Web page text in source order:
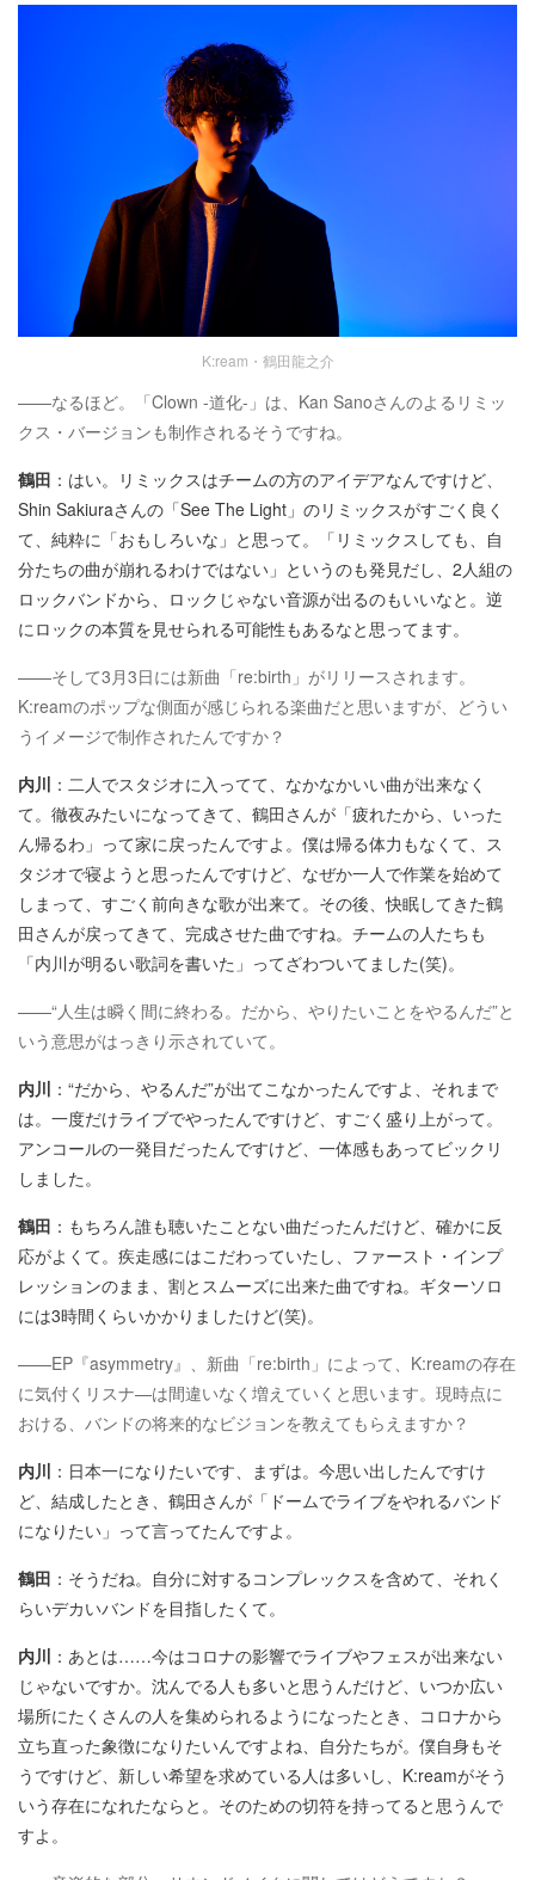
K:ream・鶴田龍之介
——なるほど。「Clown -道化-」は、Kan Sanoさんのよるリミッ
クス・バージョンも制作されるそうですね。
鶴田 ：はい。リミックスはチームの方のアイデアなんですけど、
Shin Sakiuraさんの「See The Light」のリミックスがすごく良く
て、純粋に「おもしろいな」と思って。「リミックスしても、自
分たちの曲が崩れるわけではない」というのも発見だし、2人組の
ロックバンドから、ロックじゃない音源が出るのもいいなと。逆
にロックの本質を見せられる可能性もあるなと思ってます。
——そして3月3日には新曲「re:birth」がリリースされます。
K:reamのポップな側面が感じられる楽曲だと思いますが、どうい
うイメージで制作されたんですか？
内川 ：二人でスタジオに入ってて、なかなかいい曲が出来なく
て。徹夜みたいになってきて、鶴田さんが「疲れたから、いった
ん帰るわ」って家に戻ったんですよ。僕は帰る体力もなくて、ス
タジオで寝ようと思ったんですけど、なぜか一人で作業を始めて
しまって、すごく前向きな歌が出来て。その後、快眠してきた鶴
田さんが戻ってきて、完成させた曲ですね。チームの人たちも
「内川が明るい歌詞を書いた」ってざわついてました(笑)。
——“人生は瞬く間に終わる。だから、やりたいことをやるんだ”と
いう意思がはっきり示されていて。
内川 ：“だから、やるんだ”が出てこなかったんですよ、それまで
は。一度だけライブでやったんですけど、すごく盛り上がって。
アンコールの一発目だったんですけど、一体感もあってビックリ
しました。
鶴田 ：もちろん誰も聴いたことない曲だったんだけど、確かに反
応がよくて。疾走感にはこだわっていたし、ファースト・インプ
レッションのまま、割とスムーズに出来た曲ですね。ギターソロ
には3時間くらいかかりましたけど(笑)。
——EP『asymmetry』、新曲「re:birth」によって、K:reamの存在
に気付くリスナ—は間違いなく増えていくと思います。現時点に
おける、バンドの将来的なビジョンを教えてもらえますか？
内川 ：日本一になりたいです、まずは。今思い出したんですけ
ど、結成したとき、鶴田さんが「ドームでライブをやれるバンド
になりたい」って言ってたんですよ。
鶴田 ：そうだね。自分に対するコンプレックスを含めて、それく
らいデカいバンドを目指したくて。
内川 ：あとは……今はコロナの影響でライブやフェスが出来ない
じゃないですか。沈んでる人も多いと思うんだけど、いつか広い
場所にたくさんの人を集められるようになったとき、コロナから
立ち直った象徴になりたいんですよね、自分たちが。僕自身もそ
うですけど、新しい希望を求めている人は多いし、K:reamがそう
いう存在になれたならと。そのための切符を持ってると思うんで
すよ。